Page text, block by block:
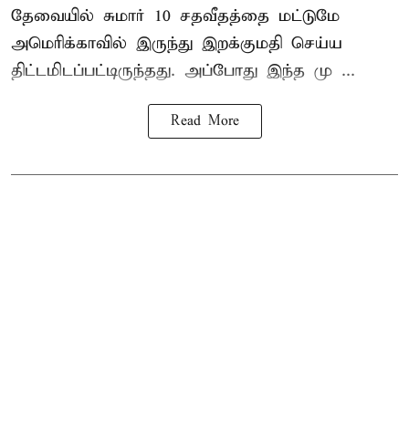
தேவையில் சுமார் 10 சதவீதத்தை மட்டுமே
அமெரிக்காவில் இருந்து இறக்குமதி செய்ய
திட்டமிடப்பட்டிருந்தது. அப்போது இந்த மு ...
Read More